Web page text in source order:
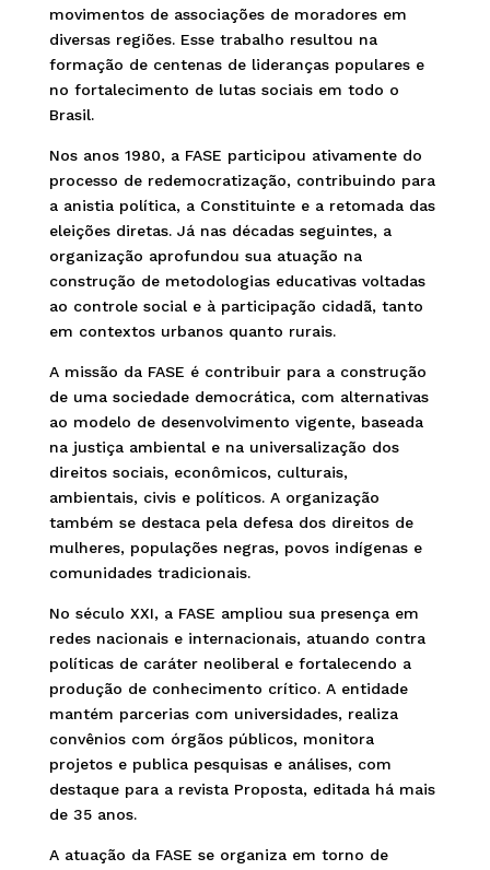
movimentos de associações de moradores em
diversas regiões. Esse trabalho resultou na
formação de centenas de lideranças populares e
no fortalecimento de lutas sociais em todo o
Brasil.
Nos anos 1980, a FASE participou ativamente do
processo de redemocratização, contribuindo para
a anistia política, a Constituinte e a retomada das
eleições diretas. Já nas décadas seguintes, a
organização aprofundou sua atuação na
construção de metodologias educativas voltadas
ao controle social e à participação cidadã, tanto
em contextos urbanos quanto rurais.
A missão da FASE é contribuir para a construção
de uma sociedade democrática, com alternativas
ao modelo de desenvolvimento vigente, baseada
na justiça ambiental e na universalização dos
direitos sociais, econômicos, culturais,
ambientais, civis e políticos. A organização
também se destaca pela defesa dos direitos de
mulheres, populações negras, povos indígenas e
comunidades tradicionais.
No século XXI, a FASE ampliou sua presença em
redes nacionais e internacionais, atuando contra
políticas de caráter neoliberal e fortalecendo a
produção de conhecimento crítico. A entidade
mantém parcerias com universidades, realiza
convênios com órgãos públicos, monitora
projetos e publica pesquisas e análises, com
destaque para a revista Proposta, editada há mais
de 35 anos.
A atuação da FASE se organiza em torno de